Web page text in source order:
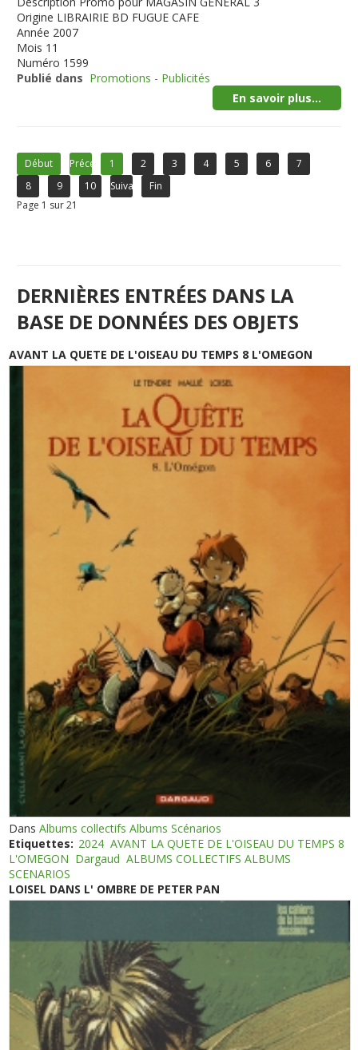
Origine LIBRAIRIE BD FUGUE CAFE
Année 2007
Mois 11
Numéro 1599
Publié dans Promotions - Publicités
En savoir plus...
Début Précédent1 2 3 4 5 6
7
8
9 10 Suivant
Fin
Page 1 sur 21
DERNIÈRES ENTRÉES DANS LA
BASE DE DONNÉES DES OBJETS
AVANT LA QUETE DE L'OISEAU DU TEMPS 8 L'OMEGON
DansAlbums collectifs Albums Scénarios
Etiquettes: 2024 AVANT LA QUETE DE L'OISEAU DU TEMPS 8
L'OMEGON Dargaud ALBUMS COLLECTIFS ALBUMS
SCENARIOS
LOISEL DANS L' OMBRE DE PETER PAN